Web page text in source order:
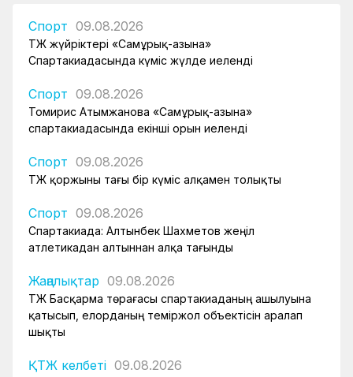
Спорт 09.08.2026
ҚТЖ жүйріктері «Самұрық-Қазына»
Спартакиадасында күміс жүлде иеленді
Спорт 09.08.2026
Томирис Атымжанова «Самұрық-Қазына»
спартакиадасында екінші орын иеленді
Спорт 09.08.2026
ҚТЖ қоржыны тағы бір күміс алқамен толықты
Спорт 09.08.2026
Спартакиада: Алтынбек Шахметов жеңіл
атлетикадан алтыннан алқа тағынды
Жаңалықтар 09.08.2026
ҚТЖ Басқарма төрағасы спартакиаданың ашылуына
қатысып, елорданың теміржол объектісін аралап
шықты
ҚТЖ келбеті 09.08.2026